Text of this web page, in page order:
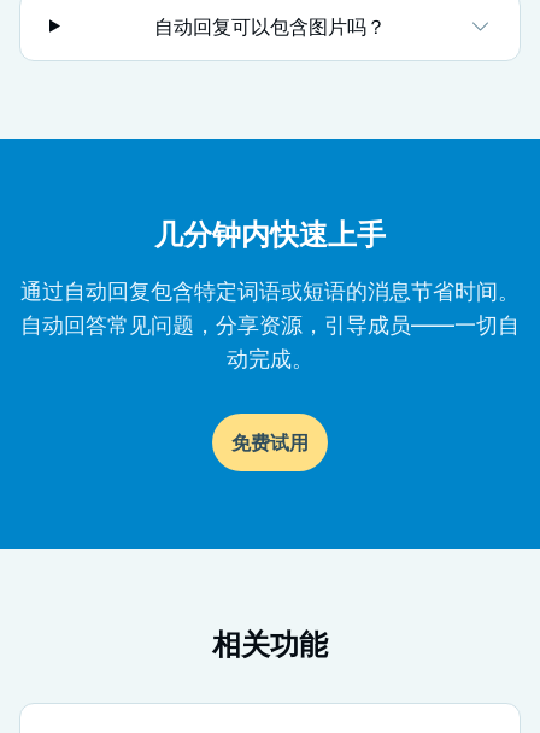
自动回复可以包含图片吗？
几分钟内快速上手
通过自动回复包含特定词语或短语的消息节省时间。
自动回答常见问题，分享资源，引导成员——一切自
动完成。
免费试用
相关功能